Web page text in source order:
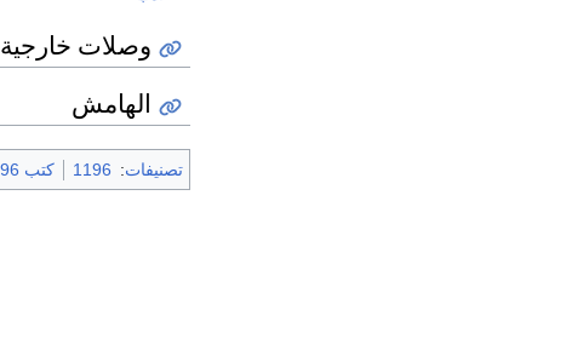
وصلات خارجية
الهامش
تصنيفات:
1196 كتب 1196